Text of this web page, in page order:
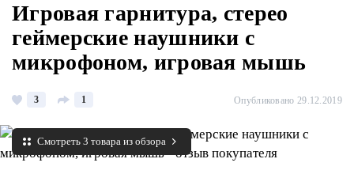
Игровая гарнитура, стерео
геймерские наушники с
микрофоном, игровая мышь
3 1 Опубликовано 29.12.2019
Смотреть 3 товара из обзора